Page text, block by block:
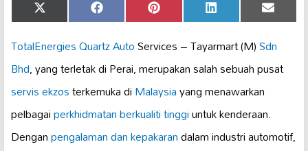
Share
on
X
(Twitter)
Share
on
Facebook Share
on
Pinterest Share
on
LinkedIn Share
on
Email
TotalEnergies Quartz AutoServices – Tayarmart (M)Sdn
Bhd, yang terletak di Perai, merupakan salah sebuah pusat
servis ekzosterkemuka diMalaysiayang menawarkan
pelbagaiperkhidmatan berkualiti tinggiuntuk kenderaan.
Denganpengalaman dan kepakarandalam industri automotif,